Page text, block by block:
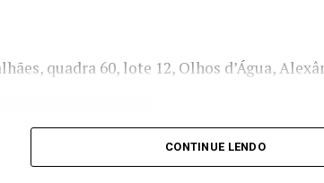
quadra 60, lote 12, Olhos d’Água,
CONTINUE LENDO